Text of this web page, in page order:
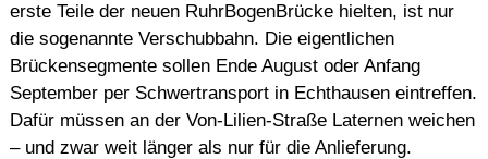
erste Teile der neuen RuhrBogenBrücke hielten, ist nur
die sogenannte Verschubbahn. Die eigentlichen
Brückensegmente sollen Ende August oder Anfang
September per Schwertransport in Echthausen eintreffen.
Dafür müssen an der Von-Lilien-Straße Laternen weichen
– und zwar weit länger als nur für die Anlieferung.